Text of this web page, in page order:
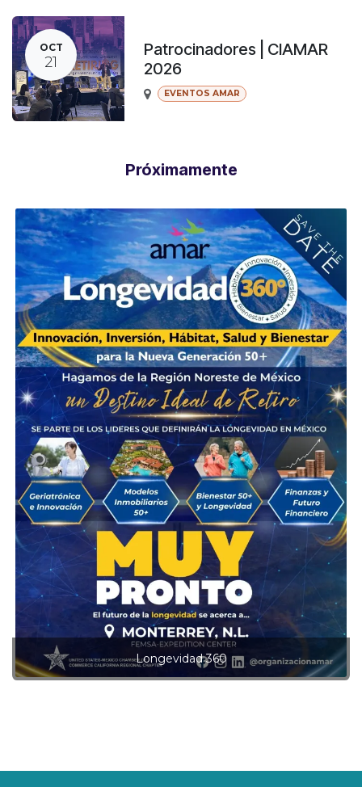
OCT
21
Patrocinadores | CIAMAR
2026
EVENTOS AMAR
Próximamente
Longevidad 360